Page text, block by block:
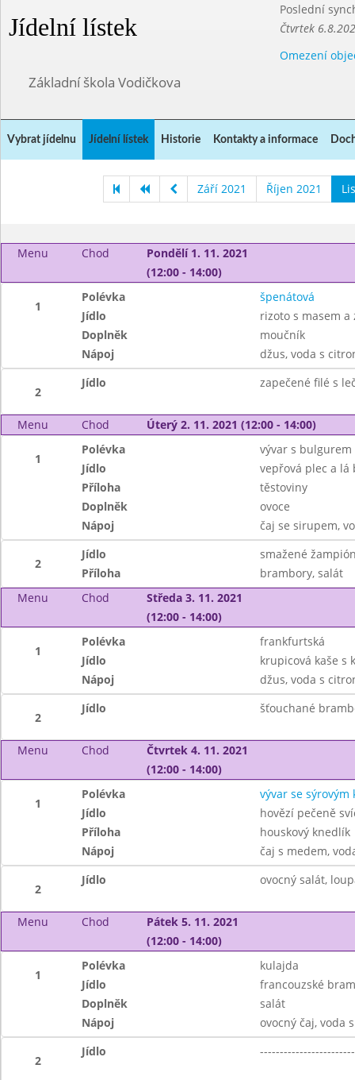
Jídelní lístek
Poslední
Čtvrtek
Omezení
Základní škola Vodičkova
Vybrat jídelnu Jídelní lístek Historie Kontakty a informace
Září 2021 Říjen 2021
Menu Chod
Pondělí 1. 11. 2021
(12:00 - 14:00)
1
Polévka
špenátová
Jídlo
rizoto s masem a
Doplněk
moučník
Nápoj
džus, voda s
2
Jídlo zapečené filé s
Menu Chod Úterý 2. 11. 2021 (12:00 - 14:00)
1
Polévka
vývar s bulgurem
Jídlo
vepřová plec a lá
Příloha
těstoviny
Doplněk
ovoce
Nápoj
čaj se sirupem,
2
Jídlo
smažené
Příloha
brambory, salát
Menu
Chod
Středa 3. 11. 2021
(12:00 - 14:00)
1
Polévka
frankfurtská
Jídlo
krupicová kaše s
Nápoj
džus, voda s
2
Jídlo šťouchané
Menu Chod
Čtvrtek 4. 11. 2021
(12:00 - 14:00)
1
Polévka
vývar se sýrovým
Jídlo
hovězí pečeně
Příloha
houskový knedlík
Nápoj
čaj s medem,
2
Jídlo ovocný salát,
Menu Chod
Pátek 5. 11. 2021
(12:00 - 14:00)
1
Polévka
kulajda
Jídlo
francouzské
Doplněk
salát
Nápoj
ovocný čaj, voda
2
Jídlo